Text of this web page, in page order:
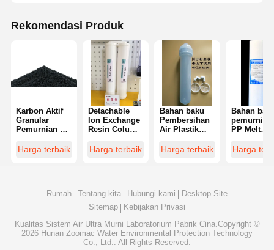
Rekomendasi Produk
Karbon Aktif
Granular
Pemurnian Air
Pemurnian
Emas
Harga terbaik
Detachable
Ion Exchange
Resin Column
Purification
Consumables
Harga terbaik
Bahan baku
Pembersihan
Air Plastik
Makanan
Kolom resin
Harga terbaik
Bahan
pemurnian
PP Melt
1μM 5μM
Harga
Rumah Tentang kita Hubungi kami
Desktop Site
Sitemap
Kebijakan Privasi
Kualitas Sistem Air Ultra Murni Laboratorium Pabrik Cina.Copyright ©
2026 Hunan Zoomac Water Environmental Protection Technology
Co., Ltd.. All Rights Reserved.